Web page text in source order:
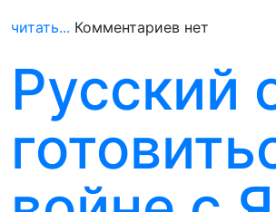
читать... Комментариев нет
Русский